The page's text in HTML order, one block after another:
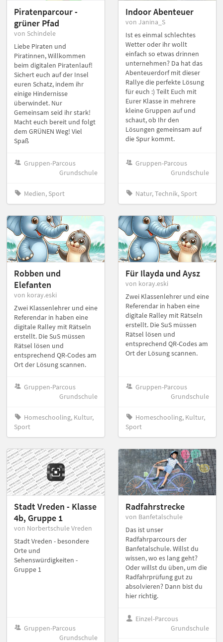
Piratenparcour -
grüner Pfad
von Schindele
Liebe Piraten und
Piratinnen, Willkommen
beim digitalen Piratenlauf!
Sichert euch auf der Insel
euren Schatz, indem ihr
einige Hindernisse
überwindet. Nur
Gemeinsam seid ihr stark!
Macht euch bereit und folgt
dem GRÜNEN Weg! Viel
Spaß
Gruppen-Parcous
Grundschule
Medien, Sport
Indoor Abenteuer
von Janina_S
Ist es einmal schlechtes
Wetter oder ihr wollt
einfach so etwas drinnen
unternehmen? Da hat das
Abenteuerdorf mit dieser
Rallye die perfekte Lösung
für euch :) Teilt Euch mit
Eurer Klasse in mehrere
kleine Gruppen auf und
schaut, ob Ihr den
Lösungen gemeinsam auf
die Spur kommt.
Gruppen-Parcous
Grundschule
Natur, Technik, Sport
Robben und
Elefanten
von koray.eski
Zwei Klassenlehrer und eine
Referendar in haben eine
digitale Ralley mit Rätseln
erstellt. Die SuS müssen
Rätsel lösen und
entsprechend QR-Codes am
Ort der Lösung scannen.
Gruppen-Parcous
Grundschule
Homeschooling, Kultur,
Sport
Für Ilayda und Aysz
von koray.eski
Zwei Klassenlehrer und eine
Referendar in haben eine
digitale Ralley mit Rätseln
erstellt. Die SuS müssen
Rätsel lösen und
entsprechend QR-Codes am
Ort der Lösung scannen.
Gruppen-Parcous
Grundschule
Homeschooling, Kultur,
Sport
Stadt Vreden - Klasse
4b, Gruppe 1
von Norbertschule Vreden
Stadt Vreden - besondere
Orte und
Sehenswürdigkeiten -
Gruppe 1
Gruppen-Parcous
Grundschule
Radfahrstrecke
von Banfetalschule
Das ist unser
Radfahrparcours der
Banfetalschule. Willst du
wissen, wo es lang geht?
Oder willst du üben, um die
Radfahrprüfung gut zu
absolvieren? Dann bist du
hier richtig.
Einzel-Parcous
Grundschule